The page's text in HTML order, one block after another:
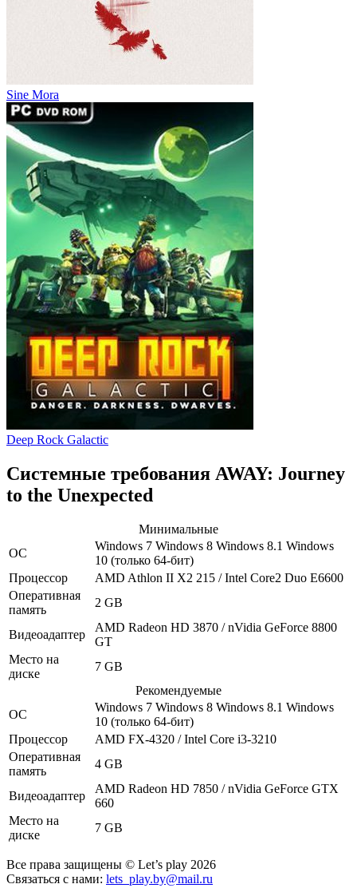
Sine Mora
Deep Rock Galactic
Системные требования AWAY: Journey
to the Unexpected
Минимальные
ОС
Windows 7 Windows 8 Windows 8.1 Windows
10 (только 64-бит)
Процессор
AMD Athlon II X2 215 / Intel Core2 Duo E6600
Оперативная
память
2 GB
Видеоадаптер
AMD Radeon HD 3870 / nVidia GeForce 8800
GT
Место на
диске
7 GB
Рекомендуемые
ОС
Windows 7 Windows 8 Windows 8.1 Windows
10 (только 64-бит)
Процессор
AMD FX-4320 / Intel Core i3-3210
Оперативная
память
4 GB
Видеоадаптер
AMD Radeon HD 7850 / nVidia GeForce GTX
660
Место на
диске
7 GB
Все права защищены © Let’s play 2026
Связаться с нами: lets_play.by@mail.ru